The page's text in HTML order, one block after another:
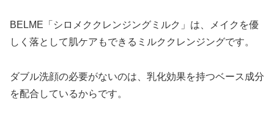
BELME「シロメククレンジングミルク」は、メイクを優
しく落として肌ケアもできるミルククレンジングです。
ダブル洗顔の必要がないのは、乳化効果を持つベース成分
を配合しているからです。